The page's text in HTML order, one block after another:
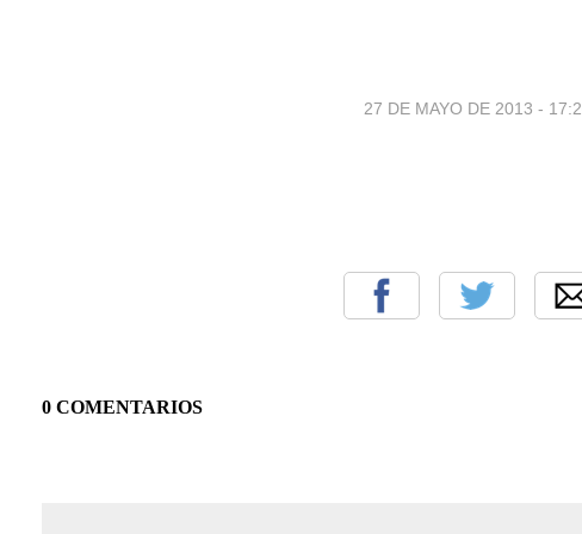
27 DE MAYO DE 2013 -
0 COMENTARIOS